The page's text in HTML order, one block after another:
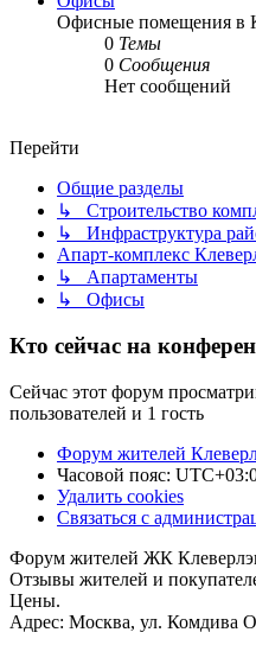
Офисные помещения в
0 Темы
0 Сообщения
Нет сообщений
Перейти
Общие разделы
↳ Строительство
↳ Инфраструктура
Апарт-комплекс
↳ Апартаменты
↳ Офисы
Кто сейчас на
Сейчас этот форум
пользователей и 1 гость
Форум жителей
Часовой пояс:
Удалить cookies
Связаться с
Форум жителей ЖК
Отзывы жителей и
Цены.
Адрес: Москва, ул. Комдива